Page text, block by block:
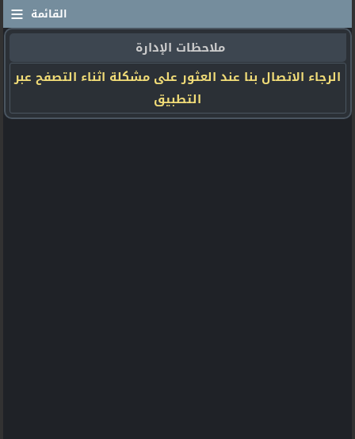
≡ القائمة
ملاحظات الإدارة
الرجاء الاتصال بنا عند العثور على مشكلة اثناء التصفح عبر
التطبيق